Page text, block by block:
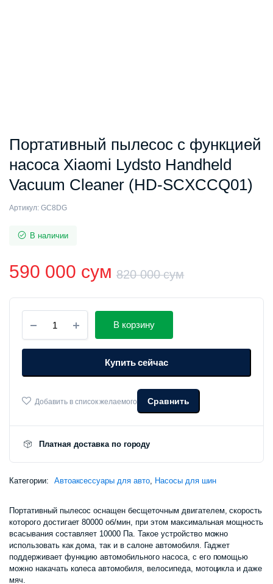
Портативный пылесос с функцией
насоса Xiaomi Lydsto Handheld
Vacuum Cleaner (HD-SCXCCQ01)
Артикул: GC8DG
В наличии
820 000сум
820
000 сум.
590 000 сум
Текущая
590
000 сум.
пылесос
с
функцией
Xiaomi
Handheld
SCXCCQ01)
В корзину
Купить сейчас
Добавить в список желаемого Сравнить
Платная доставка по городу
Категории: Автоаксессуары для авто, Насосы для шин
Портативный пылесос оснащен бесщеточным двигателем, скорость
которого достигает 80000 об/мин, при этом максимальная мощность
всасывания составляет 10000 Па. Такое устройство можно
использовать как дома, так и в салоне автомобиля. Гаджет
поддерживает функцию автомобильного насоса, с его помощью
можно накачать колеса автомобиля, велосипеда, мотоцикла и даже
мяч.